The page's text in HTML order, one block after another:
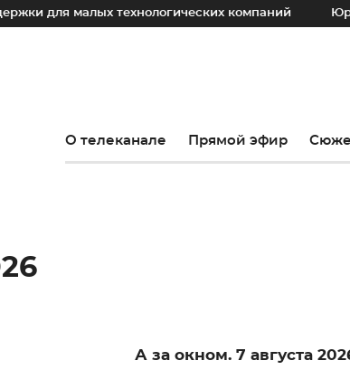
малых технологических компаний Юрий
О телеканале Прямой эфир
А за окном. 7 августа